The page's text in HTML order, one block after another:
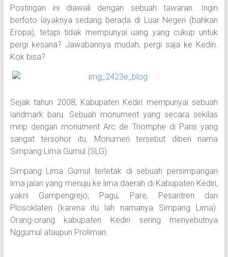
Postingan ini diawali dengan sebuah tawaran. Ingin
berfoto layaknya sedang berada di Luar Negeri (bahkan
Eropa), tetapi tidak mempunyai uang yang cukup untuk
pergi kesana? Jawabannya mudah, pergi saja ke Kediri.
Kok bisa?
Sejak tahun 2008, Kabupaten Kediri mempunyai sebuah
landmark baru. Sebuah monument yang secara sekilas
mirip dengan monument Arc de Triomphe di Paris yang
sangat tersohor itu. Monumen tersebut diberi nama
Simpang Lima Gumul (SLG)
Simpang Lima Gumul terletak di sebuah persimpangan
lima jalan yang menuju ke lima daerah di Kabupaten Kediri,
yakni Gampengrejo, Pagu, Pare, Pesantren dan
Plosoklaten (karena itu lah namanya Simpang Lima).
Orang-orang kabupaten Kediri sering menyebutnya
Nggumul ataupun Proliman.